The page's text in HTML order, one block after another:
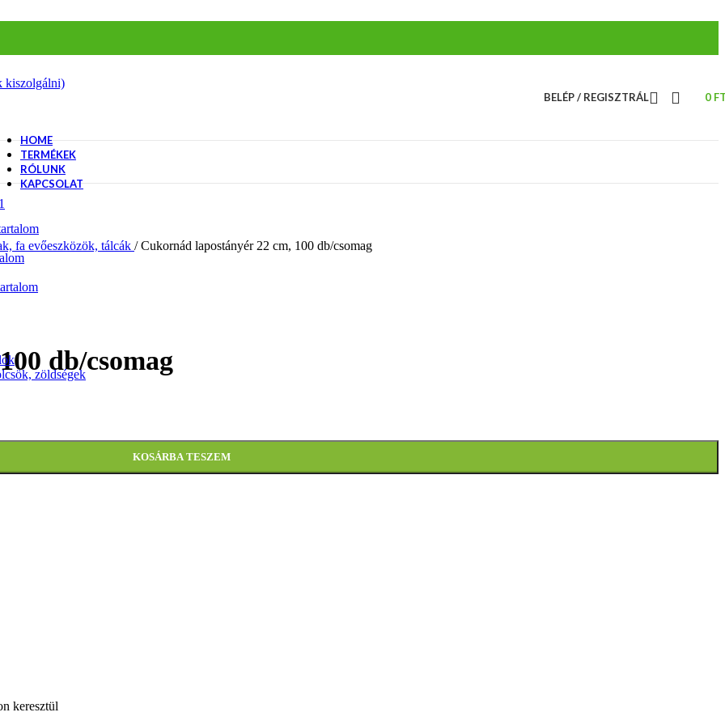
kiszolgálni)
zöldségek
BELÉP / REGISZTRÁL 0
HOME
TERMÉKEK
RÓLUNK
KAPCSOLAT
fa evőeszközök, tálcák / Cukornád lapostányér 22 cm, 100 db/csomag
db/csomag
KOSÁRBA TESZEM
keresztül